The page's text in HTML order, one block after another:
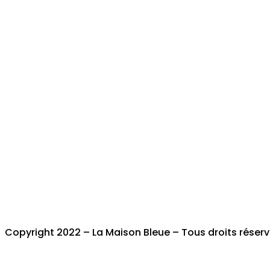
Copyright 2022 – La Maison Bleue – Tous droits